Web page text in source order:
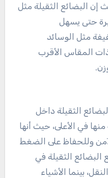
إن البضائع الثقيلة مثل
حتى يسهل
مثل الوسائد
المقاس الأقرب
الثقيلة داخل
في الأعلى، حيث أنها
وللحفاظ على الضغط
الثقيلة في
بينما الأشياء